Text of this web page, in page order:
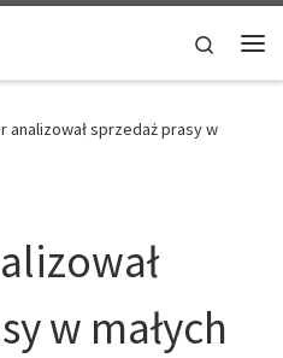
Search
analizował sprzedaż prasy w
w małych